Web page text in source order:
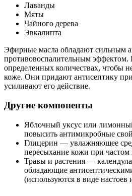
Лаванды
Мяты
Чайного дерева
Эвкалипта
Эфирные масла обладают сильным
противовоспалительным эффектом.
определенных количествах, чтобы
коже. Они придают антисептику
усиливают его действие.
Другие компоненты
Яблочный уксус или
повысить антимикробные
Глицерин — увлажняющее
пересыхание кожи при частом
Травы и растения —
обладающие
(используются в виде настоев